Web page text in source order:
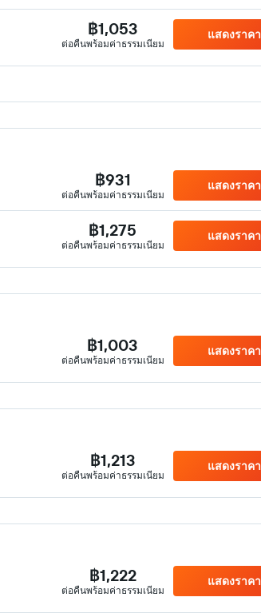
฿1,053
ต่อคืนพร้อมค่าธรรมเนียม
แสดงราคา
฿931
ต่อคืนพร้อมค่าธรรมเนียม
แสดงราคา
฿1,275
ต่อคืนพร้อมค่าธรรมเนียม
แสดงราคา
฿1,003
ต่อคืนพร้อมค่าธรรมเนียม
แสดงราคา
฿1,213
ต่อคืนพร้อมค่าธรรมเนียม
แสดงราคา
฿1,222
ต่อคืนพร้อมค่าธรรมเนียม
แสดงราคา